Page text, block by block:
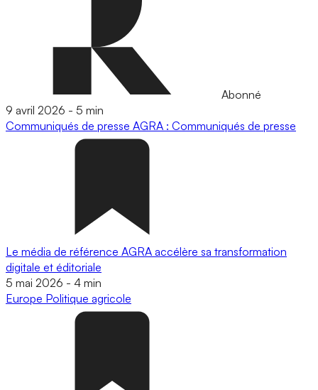
Abonné
9 avril 2026 - 5 min
Communiqués de presse AGRA : Communiqués de presse
Le média de référence AGRA accélère sa transformation
digitale et éditoriale
5 mai 2026 - 4 min
Europe Politique agricole